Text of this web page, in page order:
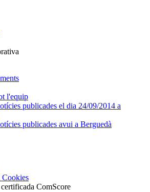
l'equip
publicades el dia 24/09/2014 a
publicades avui a Berguedà
Cookies
ComScore